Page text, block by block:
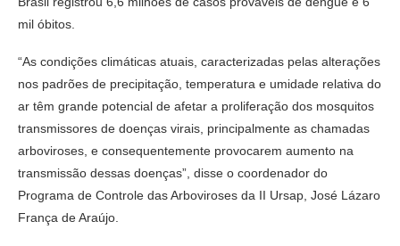
mil óbitos.
“As condições climáticas atuais, caracterizadas pelas alterações
nos padrões de precipitação, temperatura e umidade relativa do
ar têm grande potencial de afetar a proliferação dos mosquitos
transmissores de doenças virais, principalmente as chamadas
arboviroses, e consequentemente provocarem aumento na
transmissão dessas doenças”, disse o coordenador do
Programa de Controle das Arboviroses da II Ursap, José Lázaro
França de Araújo.